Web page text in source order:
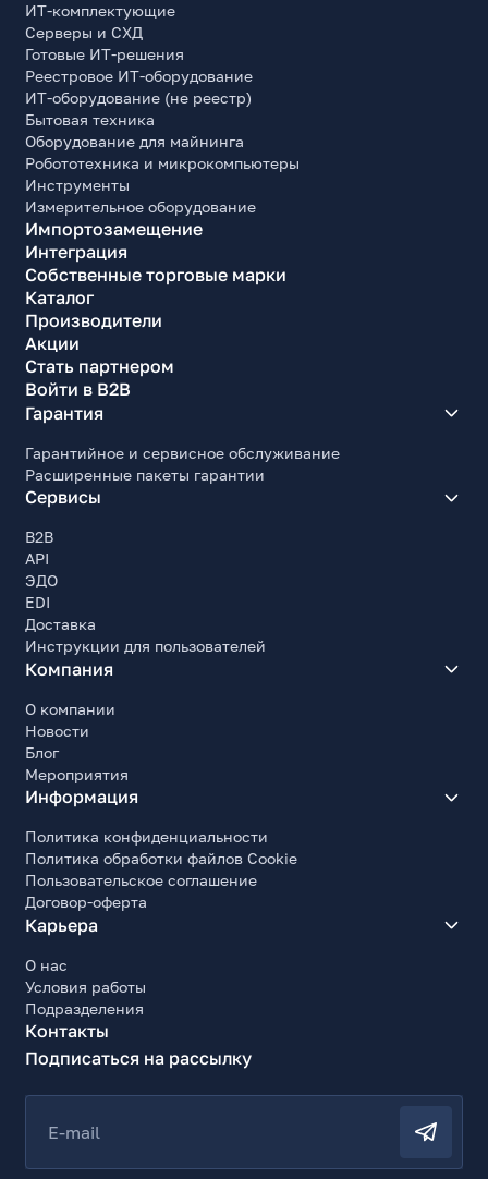
ИТ-комплектующие
Серверы и СХД
Готовые ИТ-решения
Реестровое ИТ-оборудование
ИТ-оборудование (не реестр)
Бытовая техника
Оборудование для майнинга
Робототехника и микрокомпьютеры
Инструменты
Измерительное оборудование
Импортозамещение
Интеграция
Собственные торговые марки
Каталог
Производители
Акции
Стать партнером
Войти в B2B
Гарантия
Гарантийное и сервисное обслуживание
Расширенные пакеты гарантии
Сервисы
B2B
API
ЭДО
EDI
Доставка
Инструкции для пользователей
Компания
О компании
Новости
Блог
Мероприятия
Информация
Политика конфиденциальности
Политика обработки файлов Cookie
Пользовательское соглашение
Договор-оферта
Карьера
О нас
Условия работы
Подразделения
Контакты
Подписаться на рассылку
E-mail